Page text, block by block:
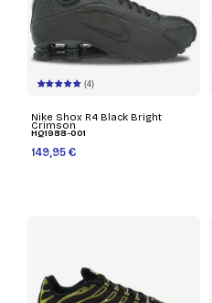
(4)
Nike Shox R4 Black Bright
Crimson
HQ1988-001
149,95 €